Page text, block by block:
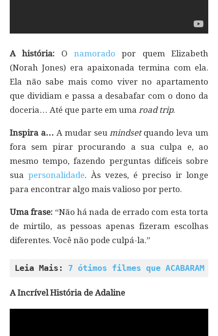
A história: Onamorado por quem Elizabeth
(Norah Jones) era apaixonada termina com ela.
Ela não sabe mais como viver no apartamento
que dividiam e passa a desabafar com o dono da
doceria… Até que parte em uma road trip.
Inspira a… A mudar seu mindsetquando leva um
fora sem pirar procurando a sua culpa e, ao
mesmo tempo, fazendo perguntas difíceis sobre
sua personalidade. Às vezes, é preciso ir longe
para encontrar algo mais valioso por perto.
Uma frase: “Não há nada de errado com esta torta
de mirtilo, as pessoas apenas fizeram escolhas
diferentes. Você não pode culpá-la.”
Leia Mais: 7 ótimos filmes que ACABARAM
A Incrível História de Adaline